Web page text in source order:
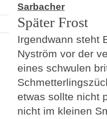
Sarbacher
Später Frost
Irgendwann steht
Nyström vor der
eines schwulen
etwas sollte nicht
nicht im kleinen